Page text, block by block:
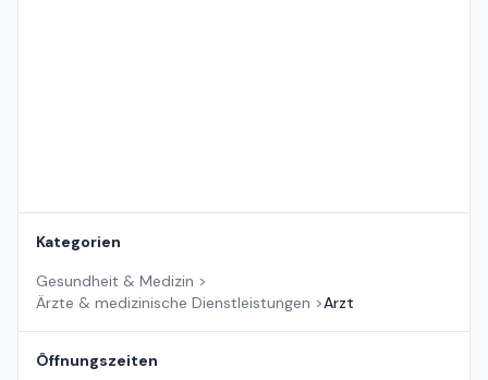
Kategorien
Gesundheit & Medizin >
Ärzte & medizinische Dienstleistungen >Arzt
Öffnungszeiten